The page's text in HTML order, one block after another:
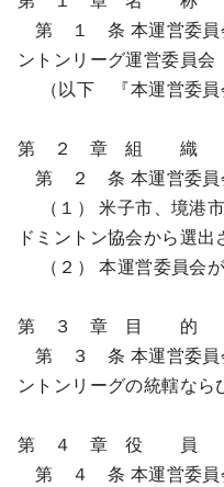
第 １ 条 本運営委員
ントンリーグ運営委員会
（以下 『本運営委員
第 ２ 章 組 織
第 ２ 条 本運営委員会
（１） 米子市、境港
ドミントン協会から選出
（２） 本運営委員会
第 ３ 章 目 的
第 ３ 条 本運営委員
ントンリーグの統轄なら
第 ４ 章 役 員
第 ４ 条 本運営委員